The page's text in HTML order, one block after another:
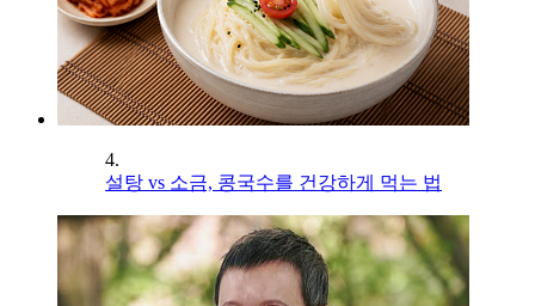
4.
설탕 vs 소금, 콩국수를 건강하게 먹는 법